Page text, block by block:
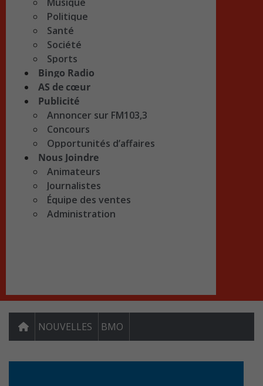
Politique
Santé
Société
Sports
Bingo Radio
AS de cœur
Publicité
Annoncer sur FM103,3
Concours
Opportunités d’affaires
Nous Joindre
Animateurs
Journalistes
Équipe des ventes
Administration
NOUVELLES BMO